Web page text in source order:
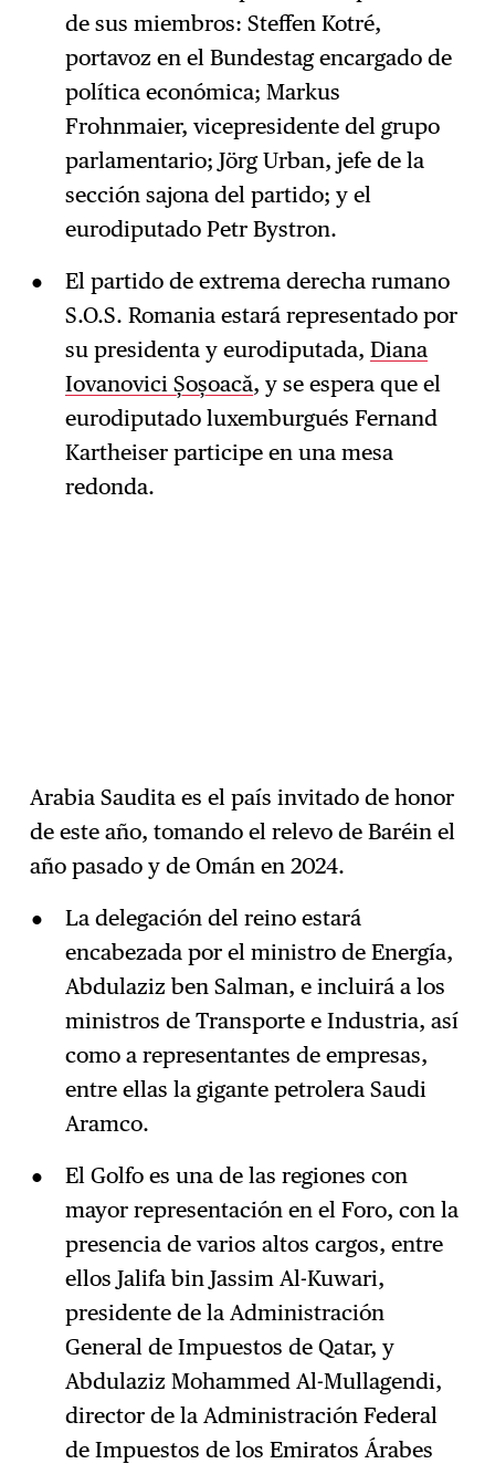
de sus miembros: Steffen Kotré,
portavoz en el Bundestag encargado de
política económica; Markus
Frohnmaier, vicepresidente del grupo
parlamentario; Jörg Urban, jefe de la
sección sajona del partido; y el
eurodiputado Petr Bystron.
El partido de extrema derecha rumano
S.O.S. Romania estará representado por
su presidenta y eurodiputada, Diana
Iovanovici Șoșoacă, y se espera que el
eurodiputado luxemburgués Fernand
Kartheiser participe en una mesa
redonda.
Arabia Saudita es el país invitado de honor
de este año, tomando el relevo de Baréin el
año pasado y de Omán en 2024.
La delegación del reino estará
encabezada por el ministro de Energía,
Abdulaziz ben Salman, e incluirá a los
ministros de Transporte e Industria, así
como a representantes de empresas,
entre ellas la gigante petrolera Saudi
Aramco.
El Golfo es una de las regiones con
mayor representación en el Foro, con la
presencia de varios altos cargos, entre
ellos Jalifa bin Jassim Al-Kuwari,
presidente de la Administración
General de Impuestos de Qatar, y
Abdulaziz Mohammed Al-Mullagendi,
director de la Administración Federal
de Impuestos de los Emiratos Árabes